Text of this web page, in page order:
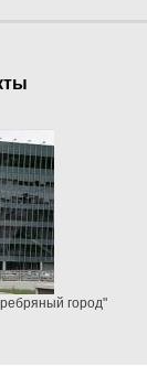
город"